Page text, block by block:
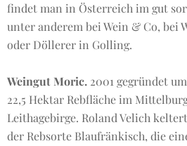
findet man in Österreich im gut
unter anderem bei Wein & Co, bei
oder Döllerer in Golling.
Weingut Moric. 2001 gegründet
22,5 Hektar Rebfläche im
Leithagebirge. Roland Velich
der Rebsorte Blaufränkisch, die